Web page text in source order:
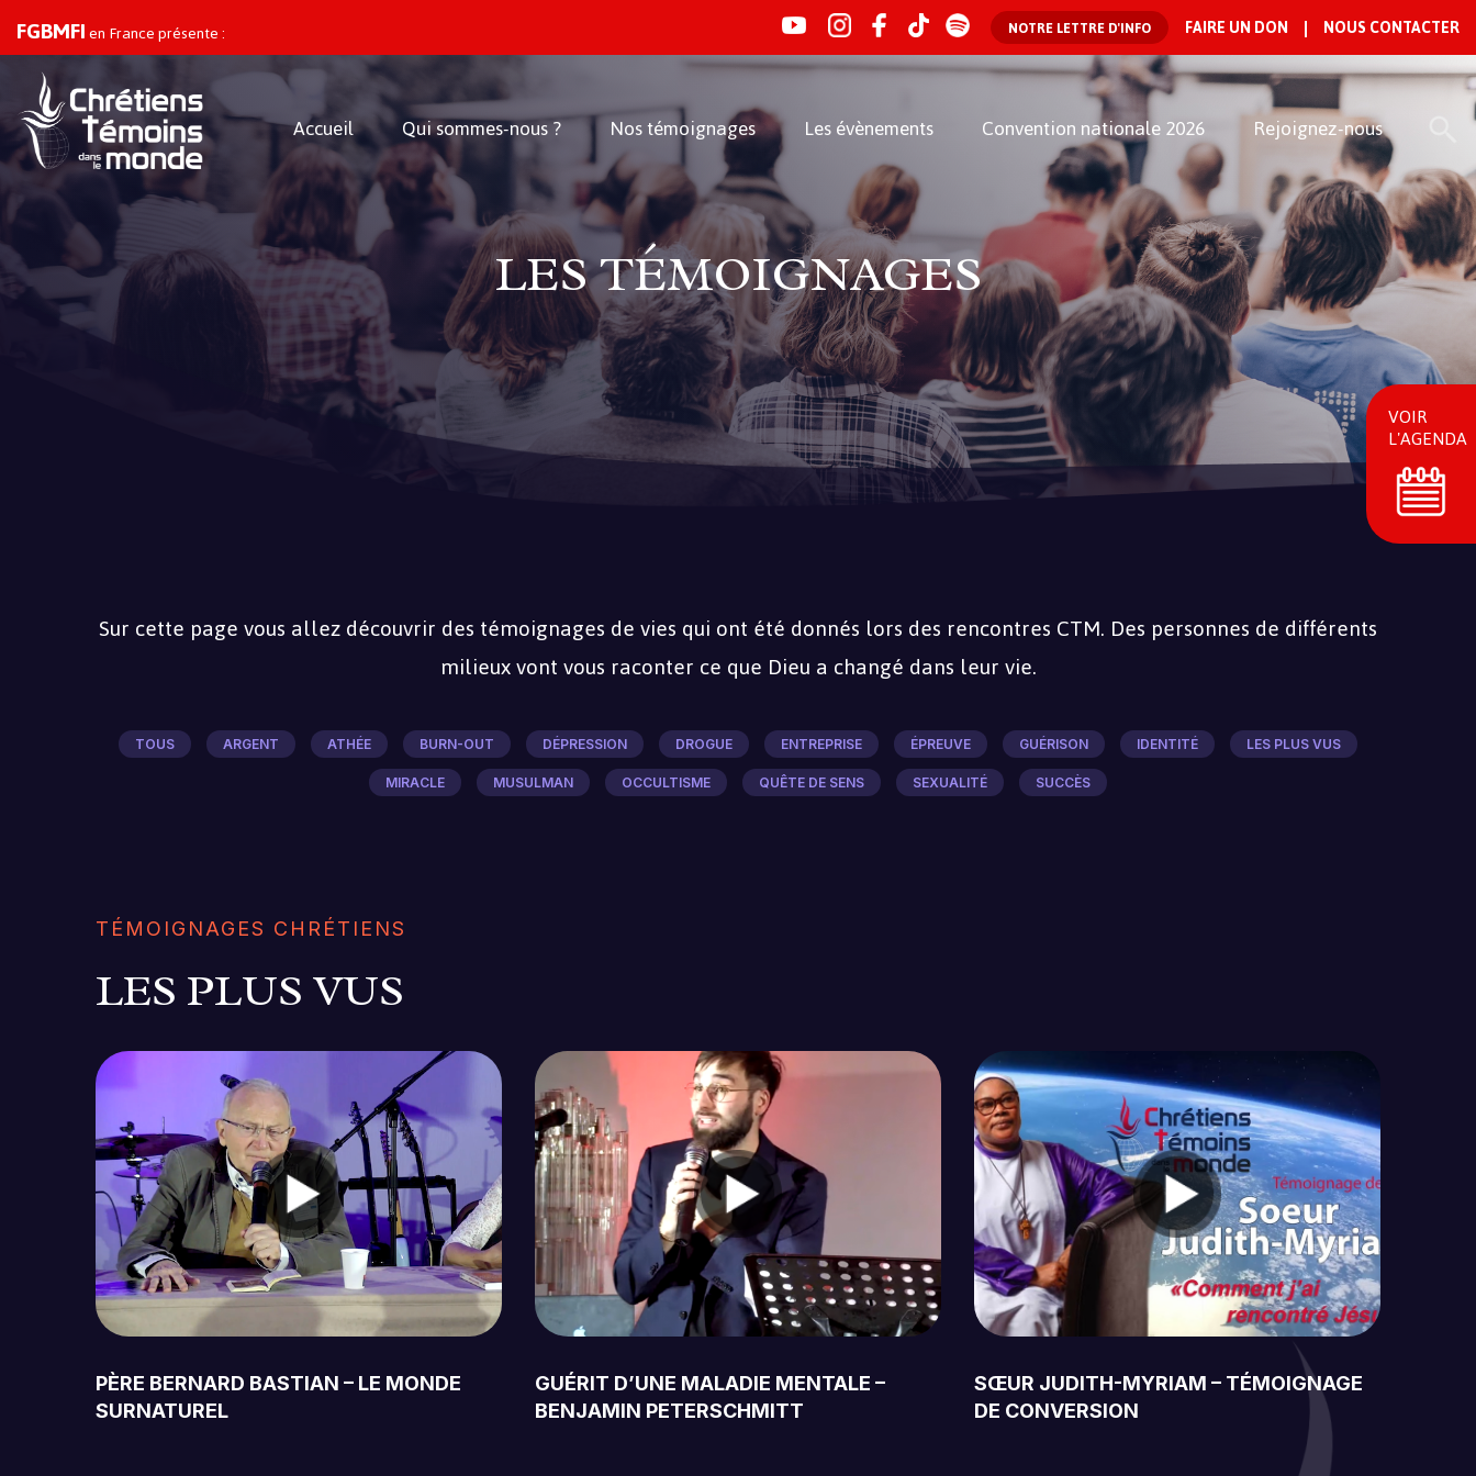
FGBMFIen France présente : NOTRE LETTRE D'INFO FAIRE UN DON NOUS CONTACTER
Accueil Qui sommes-nous ? Nos témoignages Les évènements Convention nationale 2026 Rejoignez-nous
VOIR
L'AGENDA
LES TÉMOIGNAGES
Sur cette page vous allez découvrir des témoignages de vies qui ont été donnés lors des rencontres CTM. Des personnes de différents
milieux vont vous raconter ce que Dieu a changé dans leur vie.
TOUS ARGENT ATHÉE BURN-OUT DÉPRESSION DROGUE ENTREPRISE ÉPREUVE GUÉRISON IDENTITÉ LES PLUS VUS
MIRACLE MUSULMAN OCCULTISME QUÊTE DE SENS SEXUALITÉ SUCCÈS
TÉMOIGNAGES CHRÉTIENS
LES PLUS VUS
PÈRE BERNARD BASTIAN – LE MONDE
SURNATUREL
GUÉRIT D’UNE MALADIE MENTALE –
BENJAMIN PETERSCHMITT
SŒUR JUDITH-MYRIAM – TÉMOIGNAGE
DE CONVERSION